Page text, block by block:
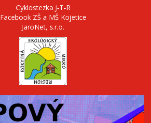
Cyklostezka J-T-R
Facebook ZŠ a MŠ Kojetice
JaroNet, s.r.o.